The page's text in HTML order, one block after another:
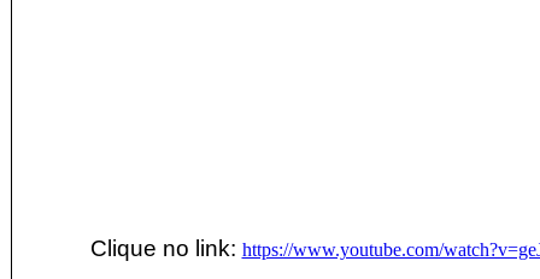
Clique no link: https://www.youtube.com/